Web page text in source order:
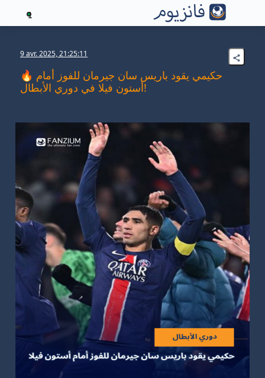
1
9 avr. 2025, 21:25:11
🔥 حكيمي يقود باريس سان جيرمان للفوز أمام
أستون فيلا في دوري الأبطال!